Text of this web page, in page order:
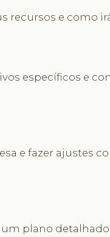
recursos e como
específicos e
e fazer ajustes
plano